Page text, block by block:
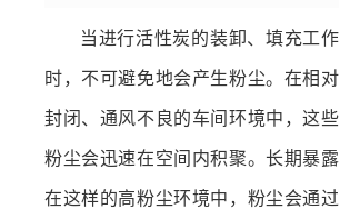
当进行活性炭的装卸、填充工作
时，不可避免地会产生粉尘。在相对
封闭、通风不良的车间环境中，这些
粉尘会迅速在空间内积聚。长期暴露
在这样的高粉尘环境中，粉尘会通过